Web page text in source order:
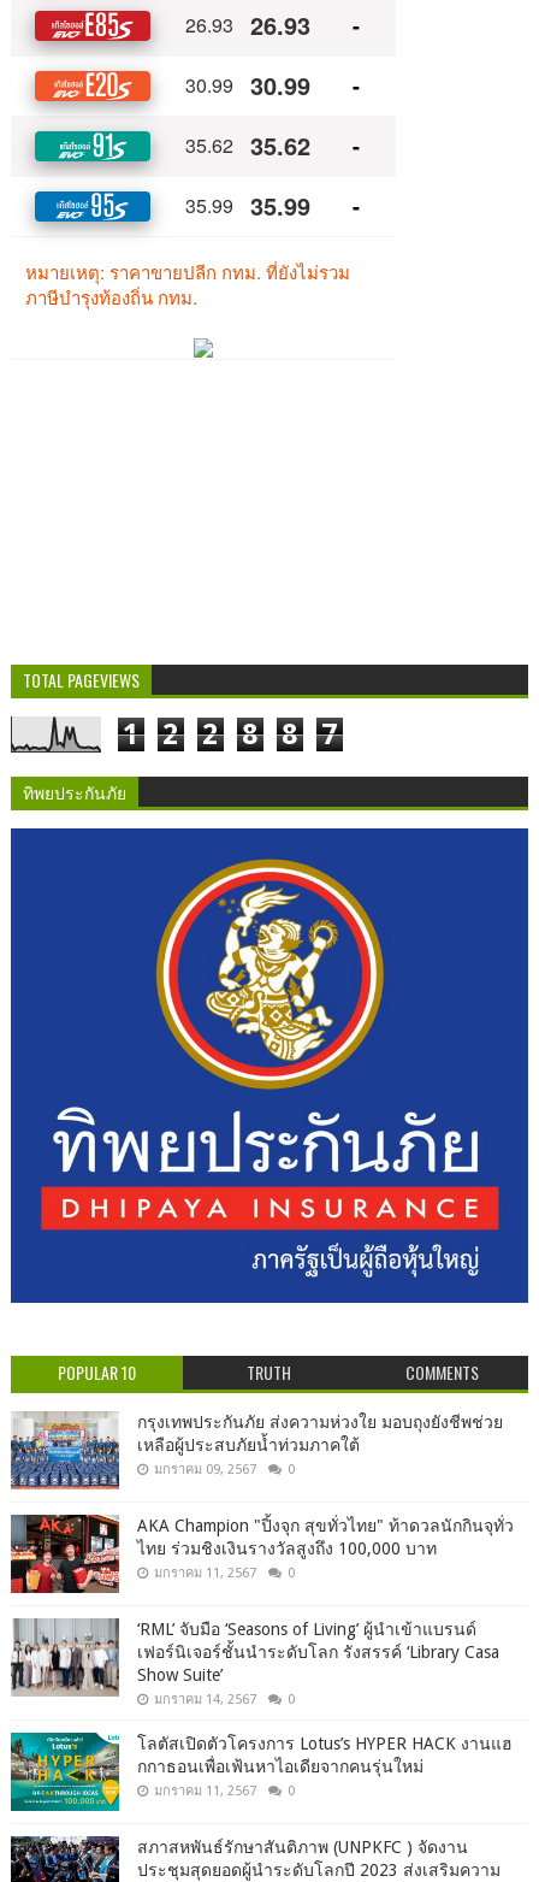
TOTAL PAGEVIEWS
1 2 2 8 8 7
ทิพยประกันภัย
POPULAR 10 TRUTH COMMENTS
กรุงเทพประกันภัย ส่งความห่วงใย มอบถุงยังชีพช่วย
เหลือผู้ประสบภัยน้ำท่วมภาคใต้
มกราคม 09, 2567 0
AKA Champion "ปิ้งจุก สุขทั่วไทย" ท้าดวลนักกินจุทั่ว
ไทย ร่วมชิงเงินรางวัลสูงถึง 100,000 บาท
มกราคม 11, 2567 0
‘RML’ จับมือ ‘Seasons of Living’ ผู้นำเข้าแบรนด์
เฟอร์นิเจอร์ชั้นนำระดับโลก รังสรรค์ ‘Library Casa
Show Suite’
มกราคม 14, 2567 0
โลตัสเปิดตัวโครงการ Lotus’s HYPER HACK งานแฮ
กกาธอนเพื่อเฟ้นหาไอเดียจากคนรุ่นใหม่
มกราคม 11, 2567 0
สภาสหพันธ์รักษาสันติภาพ (UNPKFC ) จัดงาน
ประชุมสุดยอดผู้นำระดับโลกปี 2023 ส่งเสริมความ